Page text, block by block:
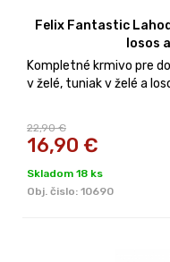
Felix Fantastic
losos
Kompletné krmivo pre
v želé, tuniak v želé a
22,90 €
16,90 €
Skladom 18 ks
Obj. čislo: 10690